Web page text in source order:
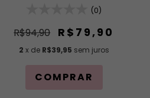
Regulagem (Modelagem
(0)
R$94,90 R$79,90
2 x de R$39,95 sem juros
COMPRAR